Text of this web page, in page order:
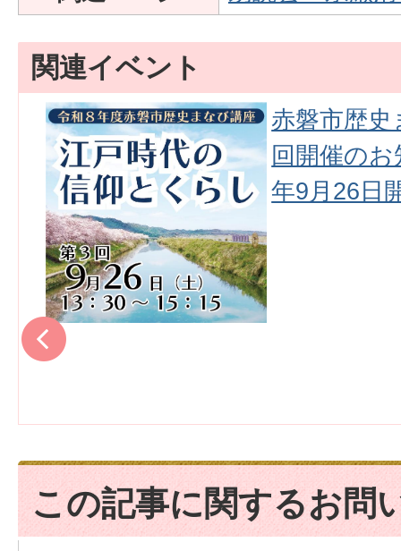
関連イベント
赤磐市歴
回開催の
年9月26日
この記事に関するお問